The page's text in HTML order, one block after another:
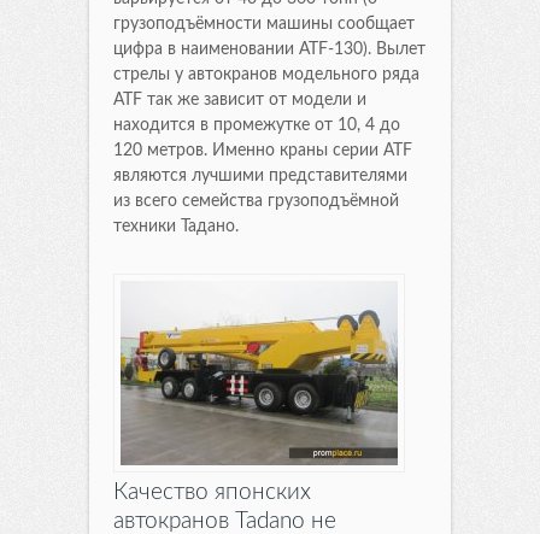
грузоподъёмности машины сообщает
цифра в наименовании АТF-130). Вылет
стрелы у автокранов модельного ряда
ATF так же зависит от модели и
находится в промежутке от 10, 4 до
120 метров. Именно краны серии АТF
являются лучшими представителями
из всего семейства грузоподъёмной
техники Тадано.
Качество японских
автокранов Tadano не